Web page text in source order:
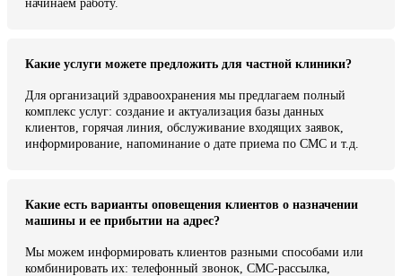
начинаем работу.
Какие услуги можете предложить для частной клиники?
Для организаций здравоохранения мы предлагаем полный
комплекс услуг: создание и актуализация базы данных
клиентов, горячая линия, обслуживание входящих заявок,
информирование, напоминание о дате приема по СМС и т.д.
Какие есть варианты оповещения клиентов о назначении
машины и ее прибытии на адрес?
Мы можем информировать клиентов разными способами или
комбинировать их: телефонный звонок, СМС-рассылка,